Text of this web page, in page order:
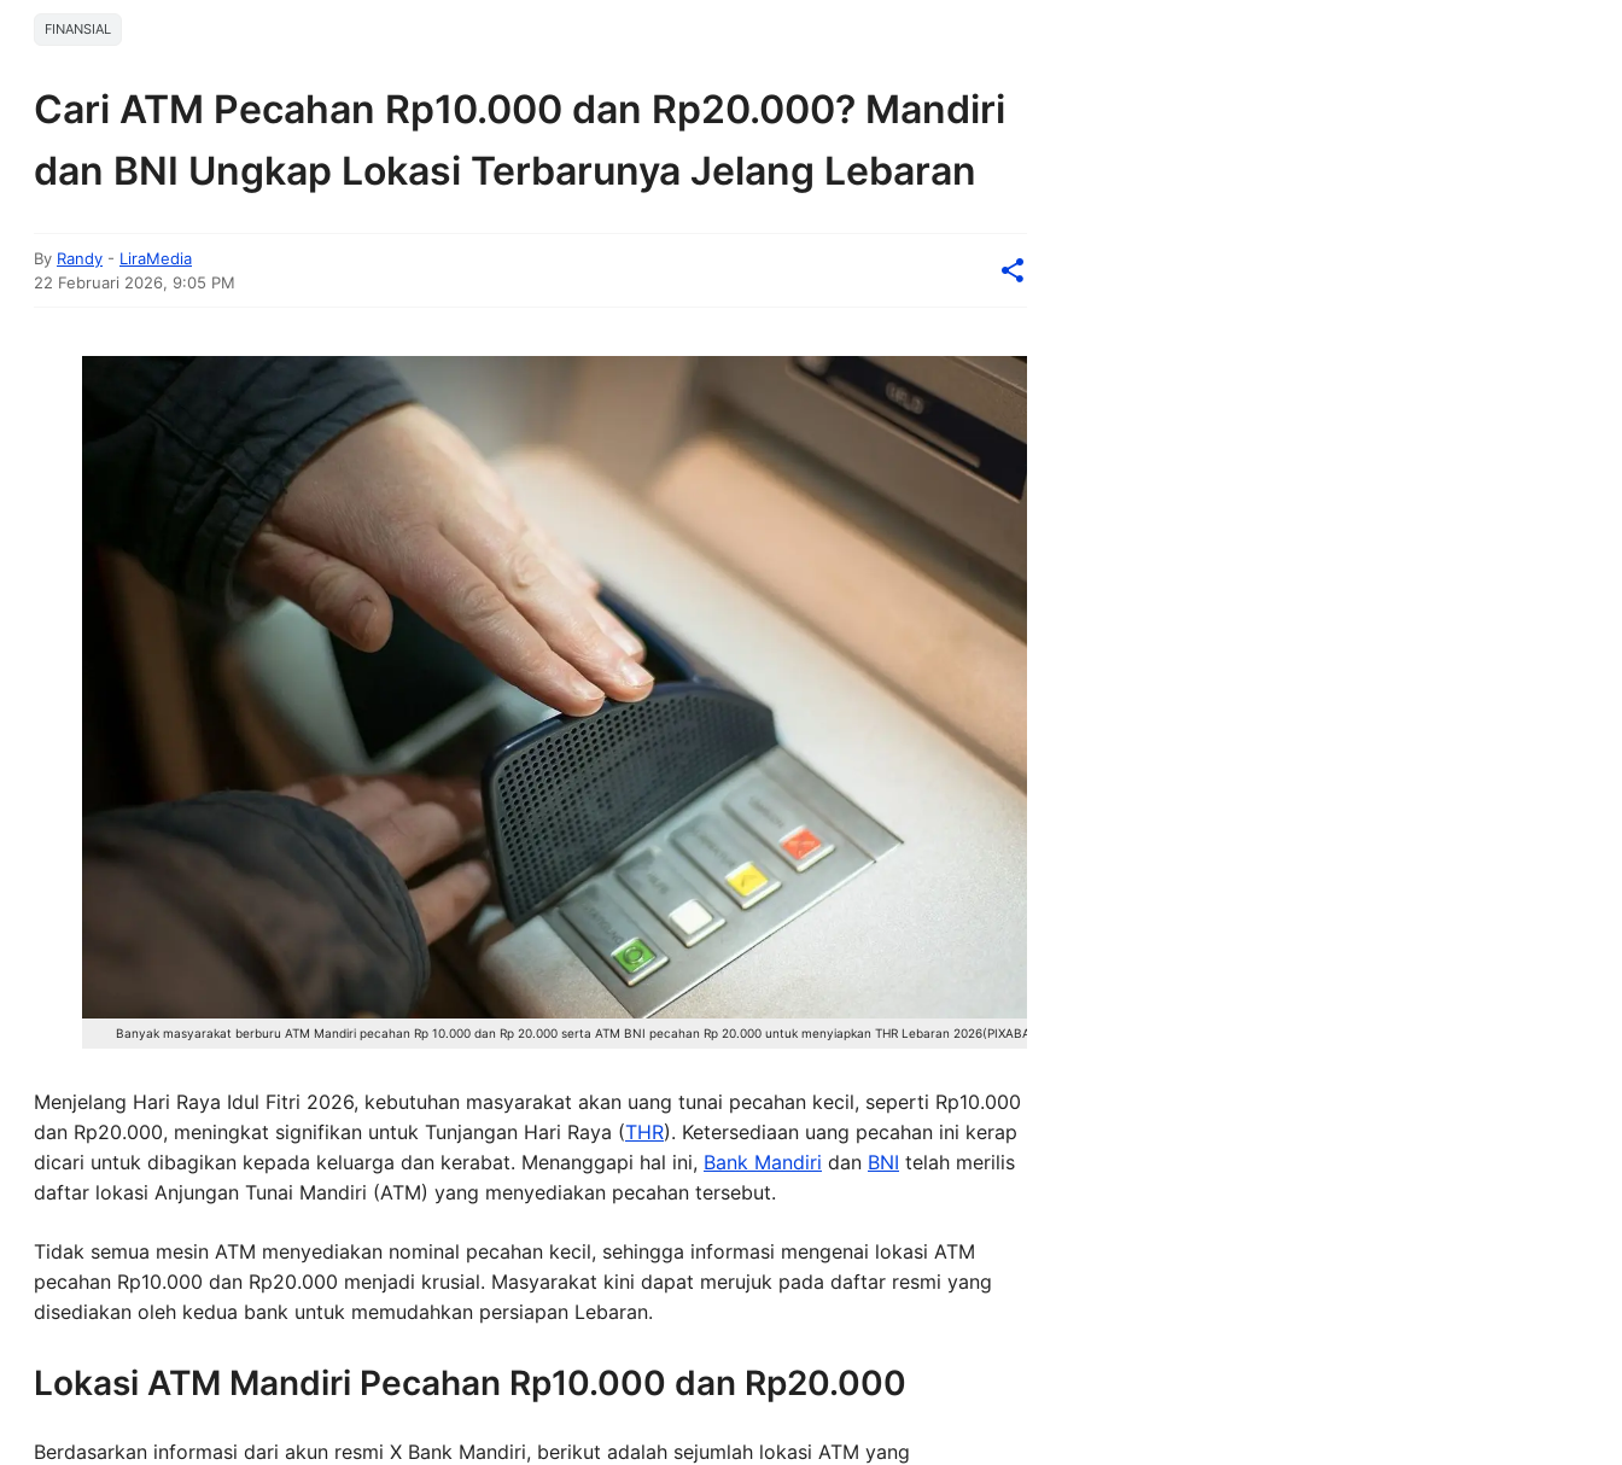
FINANSIAL
Cari ATM Pecahan Rp10.000 dan Rp20.000? Mandiri
dan BNI Ungkap Lokasi Terbarunya Jelang Lebaran
By Randy - LiraMedia
22 Februari 2026, 9:05 PM
Banyak masyarakat berburu ATM Mandiri pecahan Rp 10.000 dan Rp 20.000 serta ATM BNI pecahan Rp 20.000 untuk menyiapkan THR Lebaran 2026(PIXABAY)
Menjelang Hari Raya Idul Fitri 2026, kebutuhan masyarakat akan uang tunai pecahan kecil, seperti Rp10.000
dan Rp20.000, meningkat signifikan untuk Tunjangan Hari Raya (THR). Ketersediaan uang pecahan ini kerap
dicari untuk dibagikan kepada keluarga dan kerabat. Menanggapi hal ini, Bank Mandiri dan BNI telah merilis
daftar lokasi Anjungan Tunai Mandiri (ATM) yang menyediakan pecahan tersebut.
Tidak semua mesin ATM menyediakan nominal pecahan kecil, sehingga informasi mengenai lokasi ATM
pecahan Rp10.000 dan Rp20.000 menjadi krusial. Masyarakat kini dapat merujuk pada daftar resmi yang
disediakan oleh kedua bank untuk memudahkan persiapan Lebaran.
Lokasi ATM Mandiri Pecahan Rp10.000 dan Rp20.000
Berdasarkan informasi dari akun resmi X Bank Mandiri, berikut adalah sejumlah lokasi ATM yang